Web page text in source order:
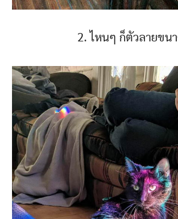
2. ไหนๆ ก็ตัวลายขน